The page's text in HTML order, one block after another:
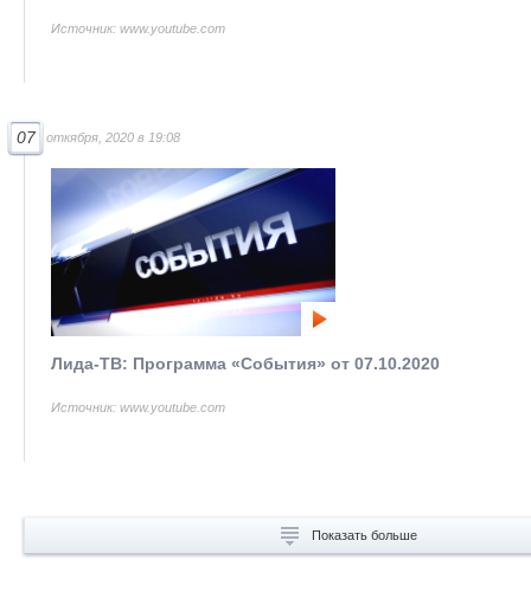
Источник: www.youtube.com
07 откября, 2020 в 19:08
Лида-ТВ: Программа «События» от 07.10.2020
Источник: www.youtube.com
Показать больше